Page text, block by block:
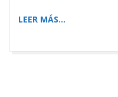
LEER MÁS…